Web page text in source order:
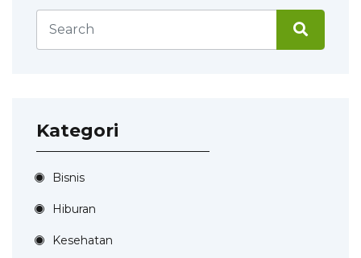
Kategori
Bisnis
Hiburan
Kesehatan